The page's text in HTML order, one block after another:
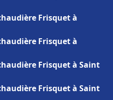
Frisquet à
Frisquet à
Frisquet à Saint
Frisquet à Saint